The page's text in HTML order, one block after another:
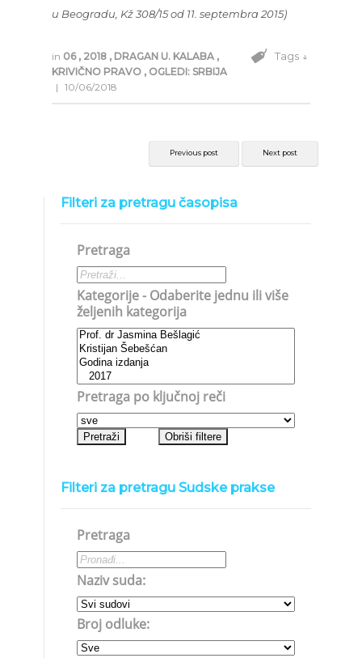
u Beogradu, Kž 308/15 od 11. septembra 2015)
in 06 , 2018 , DRAGAN U. KALABA ,
KRIVIČNO PRAVO , OGLEDI: SRBIJA
| 10/06/2018
Tags ↓
Previous post Next post
Filteri za pretragu časopisa
Pretraga
Kategorije - Odaberite jednu ili više
željenih kategorija
Pretraga po ključnoj reči
Filteri za pretragu Sudske prakse
Pretraga
Naziv suda:
Broj odluke: